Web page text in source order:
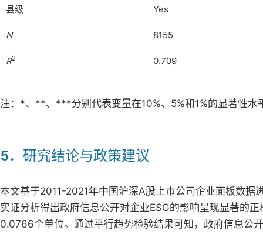
县级 Yes
N 8155
R2 0.709
注：*、**、***分别代表变量在10%、5%和1%的显著性水
5．研究结论与政策建议
本文基于2011-2021年中国沪深A股上市公司企业面板数据
实证分析得出政府信息公开对企业ESG的影响呈现显著的
0.0766个单位。通过平行趋势检验结果可知，政府信息公